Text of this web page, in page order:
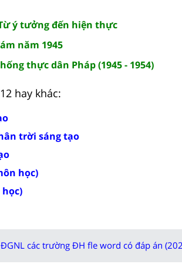
Từ ý tưởng đến hiện thực
năm 1945
thực dân Pháp (1945 - 1954)
hay khác:
trời sáng tạo
học)
các trường ĐH fle word có đáp án